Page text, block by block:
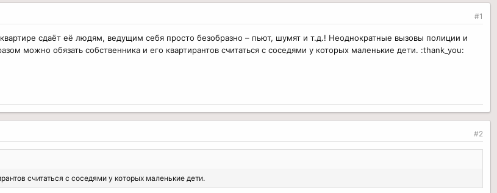
#1
сдаёт её людям, ведущим себя просто безобразно – пьют, шумят и т.д.! Неоднократные вызовы полиции и
можно обязать собственника и его квартирантов считаться с соседями у которых маленькие дети. :thank_you:
#2
считаться с соседями у которых маленькие дети.